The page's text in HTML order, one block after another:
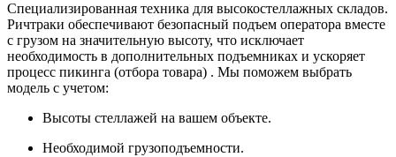
Специализированная техника для высокостеллажных складов.
Ричтраки обеспечивают безопасный подъем оператора вместе
с грузом на значительную высоту, что исключает
необходимость в дополнительных подъемниках и ускоряет
процесс пикинга (отбора товара) . Мы поможем выбрать
модель с учетом:
Высоты стеллажей на вашем объекте.
Необходимой грузоподъемности.